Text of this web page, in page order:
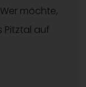
möchte,
Pitztal auf